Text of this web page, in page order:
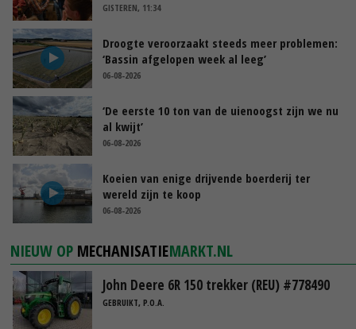
GISTEREN, 11:34
Droogte veroorzaakt steeds meer problemen:
‘Bassin afgelopen week al leeg’
06-08-2026
‘De eerste 10 ton van de uienoogst zijn we nu
al kwijt’
06-08-2026
Koeien van enige drijvende boerderij ter
wereld zijn te koop
06-08-2026
NIEUW OP MECHANISATIEMARKT.NL
John Deere 6R 150 trekker (REU) #778490
GEBRUIKT, P.O.A.